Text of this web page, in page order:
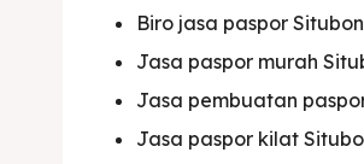
Biro jasa paspor
Jasa paspor murah
Jasa pembuatan
Jasa paspor kilat